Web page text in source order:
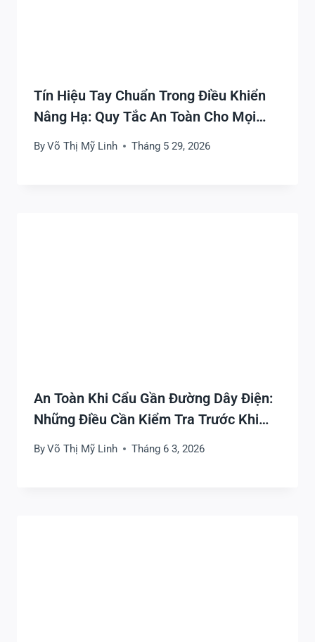
Tín Hiệu Tay Chuẩn Trong Điều Khiển
Nâng Hạ: Quy Tắc An Toàn Cho Mọi
Công Trường
ByVõ Thị Mỹ Linh Tháng 5 29, 2026
An Toàn Khi Cẩu Gần Đường Dây Điện:
Những Điều Cần Kiểm Tra Trước Khi
Thi Công
ByVõ Thị Mỹ Linh Tháng 6 3, 2026